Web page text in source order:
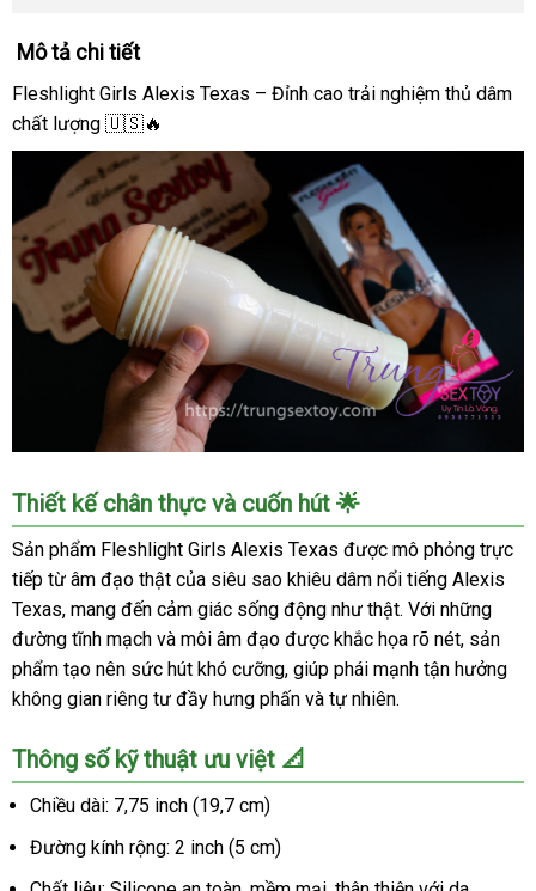
Mô tả chi tiết
Fleshlight Girls Alexis Texas – Đỉnh cao trải nghiệm thủ dâm
chất lượng 🇺🇸🔥
Âm
đạo
giả
Fleshlight
Alexis
Texas
-
Siêu
thực,
khoái
cảm
Thiết kế chân thực và cuốn hút 🌟
Sản phẩm Fleshlight Girls Alexis Texas được mô phỏng trực
tiếp từ âm đạo thật của siêu sao khiêu dâm nổi tiếng Alexis
Texas, mang đến cảm giác sống động như thật. Với những
đường tĩnh mạch và môi âm đạo được khắc họa rõ nét, sản
phẩm tạo nên sức hút khó cưỡng, giúp phái mạnh tận hưởng
không gian riêng tư đầy hưng phấn và tự nhiên.
Thông số kỹ thuật ưu việt 📐
Chiều dài: 7,75 inch (19,7 cm)
Đường kính rộng: 2 inch (5 cm)